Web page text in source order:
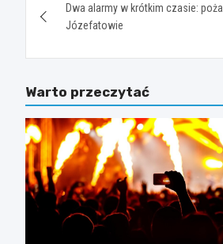
wpisuDwa alarmy w krótkim czasie:
Józefatowie
Warto przeczytać